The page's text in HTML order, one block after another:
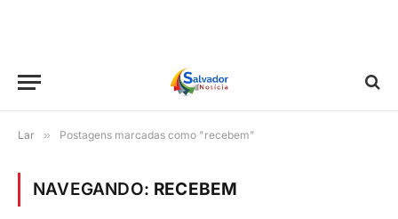
Lar » Postagens marcadas como "recebem"
NAVEGANDO: RECEBEM